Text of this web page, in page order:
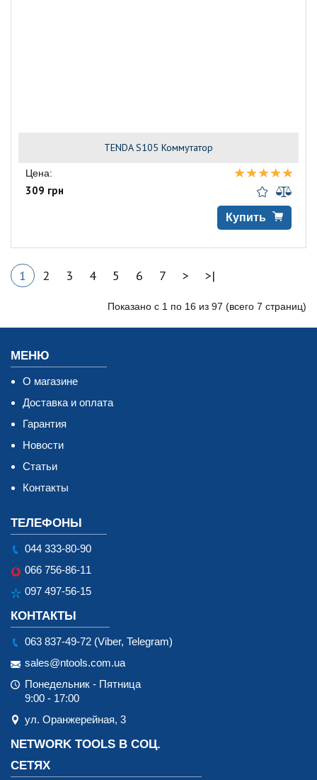
TENDA S105 Коммутатор
Цена:
309 грн
Купить
1 2 3 4 5 6 7 > >|
Показано с 1 по 16 из 97 (всего 7 страниц)
МЕНЮ
О магазине
Доставка и оплата
Гарантия
Новости
Статьи
Контакты
ТЕЛЕФОНЫ
044 333-80-90
066 756-86-11
097 497-56-15
КОНТАКТЫ
063 837-49-72 (Viber, Telegram)
sales@ntools.com.ua
Понедельник - Пятница
9:00 - 17:00
ул. Оранжерейная, 3
NETWORK TOOLS В СОЦ.
СЕТЯХ